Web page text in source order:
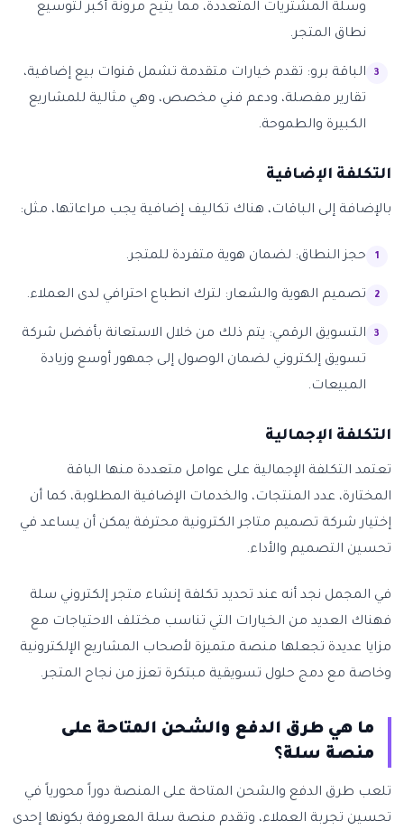
وسلة المشتريات المتعددة، مما يتيح مرونة أكبر لتوسيع
نطاق المتجر.
الباقة برو: تقدم خيارات متقدمة تشمل قنوات بيع إضافية،
تقارير مفصلة، ودعم فني مخصص، وهي مثالية للمشاريع
الكبيرة والطموحة.
التكلفة الإضافية
بالإضافة إلى الباقات، هناك تكاليف إضافية يجب مراعاتها، مثل:
حجز النطاق: لضمان هوية متفردة للمتجر.
تصميم الهوية والشعار: لترك انطباع احترافي لدى العملاء.
التسويق الرقمي: يتم ذلك من خلال الاستعانة بأفضل شركة
تسويق إلكتروني لضمان الوصول إلى جمهور أوسع وزيادة
المبيعات.
التكلفة الإجمالية
تعتمد التكلفة الإجمالية على عوامل متعددة منها الباقة
المختارة، عدد المنتجات، والخدمات الإضافية المطلوبة، كما أن
إختيار شركة تصميم متاجر الكترونية محترفة يمكن أن يساعد في
تحسين التصميم والأداء.
في المجمل نجد أنه عند تحديد تكلفة إنشاء متجر إلكتروني سلة
فهناك العديد من الخيارات التي تناسب مختلف الاحتياجات مع
مزايا عديدة تجعلها منصة متميزة لأصحاب المشاريع الإلكترونية
وخاصة مع دمج حلول تسويقية مبتكرة تعزز من نجاح المتجر.
ما هي طرق الدفع والشحن المتاحة على
منصة سلة؟
تلعب طرق الدفع والشحن المتاحة على المنصة دوراً محورياً في
تحسين تجربة العملاء، وتقدم منصة سلة المعروفة بكونها إحدى